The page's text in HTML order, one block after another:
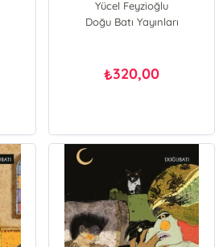
Yücel Feyzioğlu
Doğu Batı Yayınları
₺320,00